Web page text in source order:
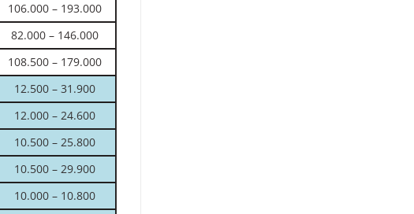
106.000 – 193.000
82.000 – 146.000
108.500 – 179.000
12.500 – 31.900
12.000 – 24.600
10.500 – 25.800
10.500 – 29.900
10.000 – 10.800